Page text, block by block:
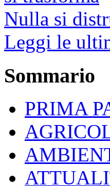
Nulla si
Leggi le
Sommario
PRIMA